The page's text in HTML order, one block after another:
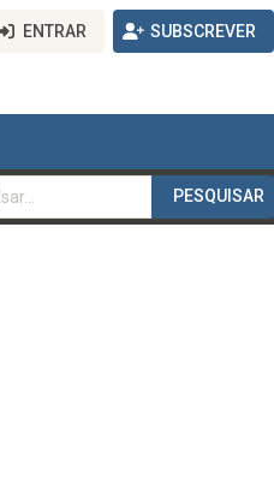
ENTRAR SUBSCREVER
PESQUISAR